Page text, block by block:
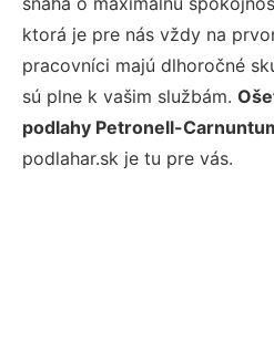
ktorá je pre nás vždy na
pracovníci majú dlhoročné
sú plne k vašim službám.
podlahy Petronell-
podlahar.sk je tu pre vás.